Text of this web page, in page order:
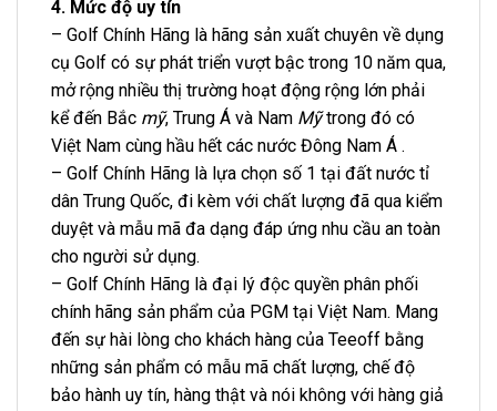
4. Mức độ uy tín
– Golf Chính Hãng là hãng sản xuất chuyên về dụng
cụ Golf có sự phát triển vượt bậc trong 10 năm qua,
mở rộng nhiều thị trường hoạt động rộng lớn phải
kể đến Bắc mỹ, Trung Á và Nam Mỹtrong đó có
Việt Nam cùng hầu hết các nước Đông Nam Á .
– Golf Chính Hãng là lựa chọn số 1 tại đất nước tỉ
dân Trung Quốc, đi kèm với chất lượng đã qua kiểm
duyệt và mẫu mã đa dạng đáp ứng nhu cầu an toàn
cho người sử dụng.
– Golf Chính Hãng là đại lý độc quyền phân phối
chính hãng sản phẩm của PGM tại Việt Nam. Mang
đến sự hài lòng cho khách hàng của Teeoff bằng
những sản phẩm có mẫu mã chất lượng, chế độ
bảo hành uy tín, hàng thật và nói không với hàng giả